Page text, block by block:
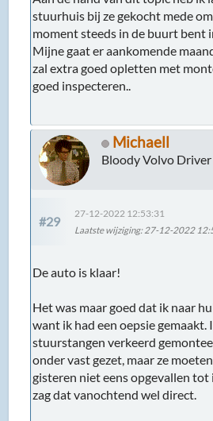
#29
27-12-2022 12:53:31
Laatste wijziging: 27-12-2022
De auto is klaar!
stuurstangen verkeerd
onder vast gezet, maar ze
gisteren niet eens opgevallen tot
zag dat vanochtend wel direct.
Ik heb de touwtjes methode
echt super! Ik had een klein
super. Handen van het stuur en
garage gebeld en donderdag
uitgelijnd. Maar ik denk dat ik er
dichtbij zit gezien het goede
alleen zat het stuur onderste
heeft ook zijn charme. Leest wel
boven de 60Km/h.